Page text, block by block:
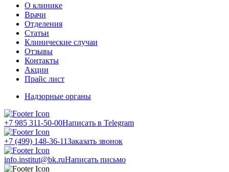
О клинике
Врачи
Отделения
Статьи
Клинические случаи
Отзывы
Контакты
Акции
Прайс лист
Надзорные органы
+7 985 311-50-00Написать в Telegram
+7 (499) 148-36-11Заказать звонок
info.institut@bk.ruНаписать письмо